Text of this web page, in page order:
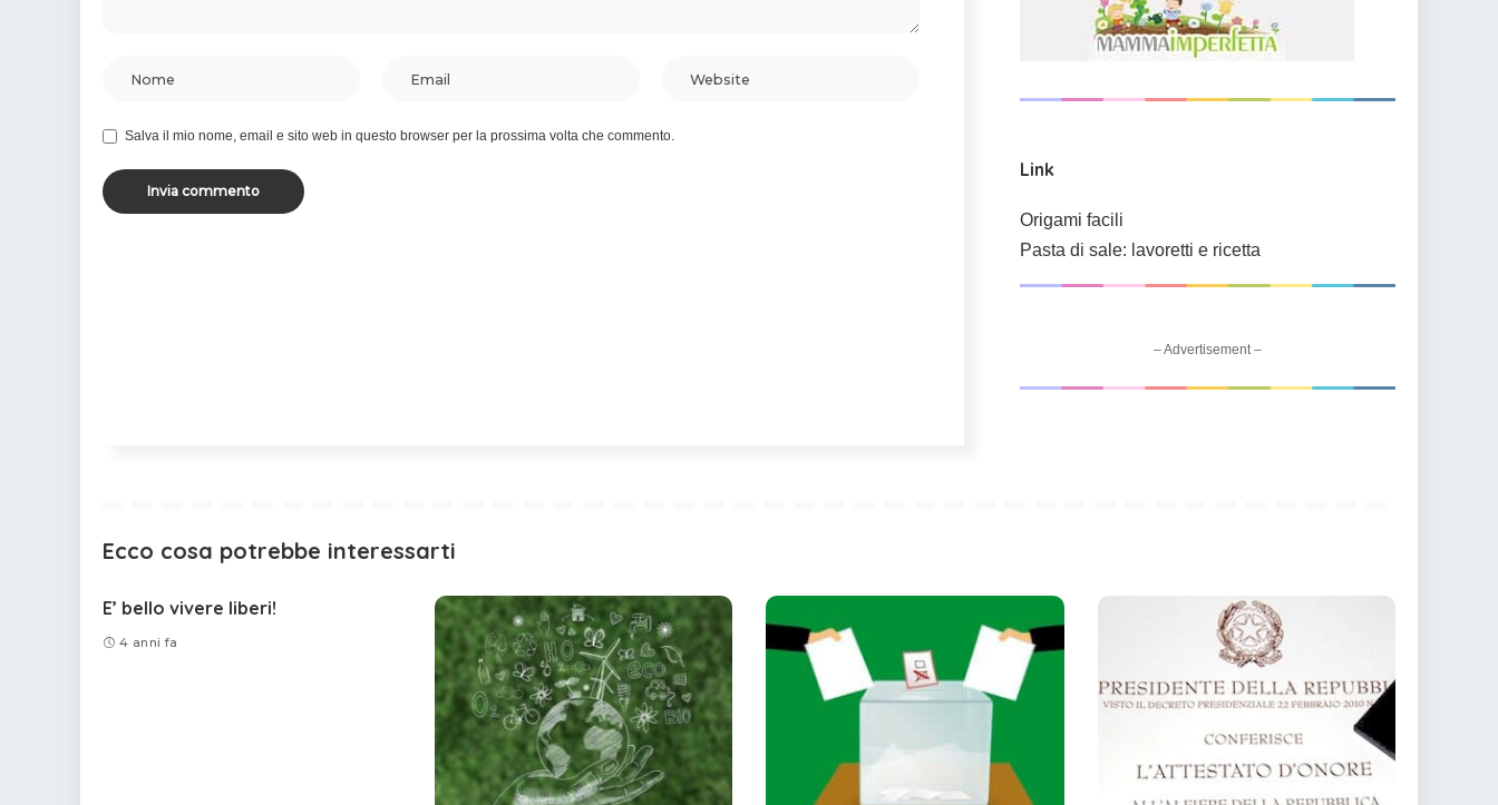
Salva il mio nome, email e sito web in questo browser per la prossima volta che commento.
Link
Origami facili
Pasta di sale: lavoretti e ricetta
– Advertisement –
Ecco cosa potrebbe interessarti
E’ bello vivere liberi!
4 anni fa